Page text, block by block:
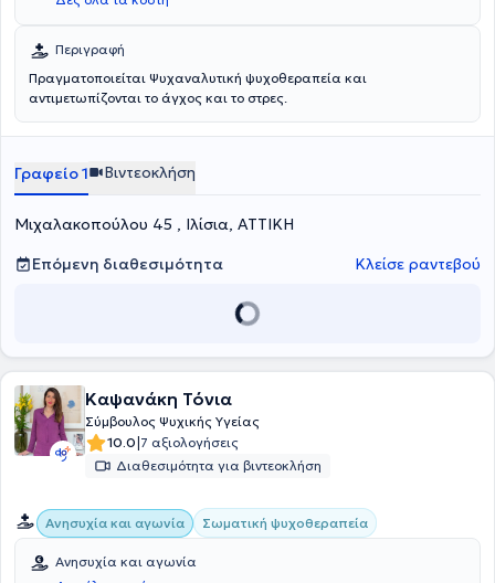
Περιγραφή
Πραγματοποιείται Ψυχαναλυτική ψυχοθεραπεία και
αντιμετωπίζονται το άγχος και το στρες.
Γραφείο 1 Βιντεοκλήση
Μιχαλακοπούλου 45 , Ιλίσια, ΑΤΤΙΚΗ
Επόμενη διαθεσιμότητα
Κλείσε ραντεβού
Καψανάκη Τόνια
Σύμβουλος Ψυχικής Υγείας
10.0|7 αξιολογήσεις
Διαθεσιμότητα για βιντεοκλήση
Ανησυχία και αγωνία Σωματική ψυχοθεραπεία
Ανησυχία και αγωνία